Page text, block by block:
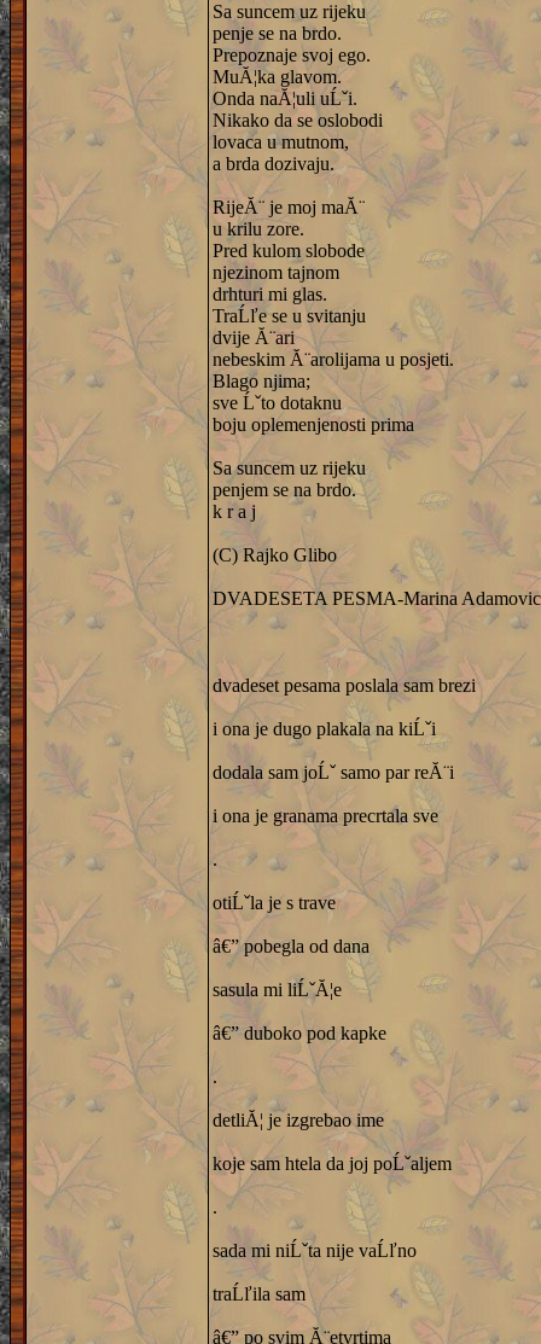
Sa suncem uz rijeku
penje se na brdo.
Prepoznaje svoj ego.
MuĂ¦ka glavom.
Onda naĂ¦uli uĹˇi.
Nikako da se oslobodi
lovaca u mutnom,
a brda dozivaju.
RijeĂ¨ je moj maĂ¨
u krilu zore.
Pred kulom slobode
njezinom tajnom
drhturi mi glas.
TraĹľe se u svitanju
dvije Ă¨ari
nebeskim Ă¨arolijama u posjeti.
Blago njima;
sve Ĺˇto dotaknu
boju oplemenjenosti prima
Sa suncem uz rijeku
penjem se na brdo.
k r a j
(C) Rajko Glibo
DVADESETA PESMA-Marina Adamovic
dvadeset pesama poslala sam brezi
i ona je dugo plakala na kiĹˇi
dodala sam joĹˇ samo par reĂ¨i
i ona je granama precrtala sve
.
otiĹˇla je s trave
â€” pobegla od dana
sasula mi liĹˇĂ¦e
â€” duboko pod kapke
.
detliĂ¦ je izgrebao ime
koje sam htela da joj poĹˇaljem
.
sada mi niĹˇta nije vaĹľno
traĹľila sam
â€” po svim Ă¨etvrtima